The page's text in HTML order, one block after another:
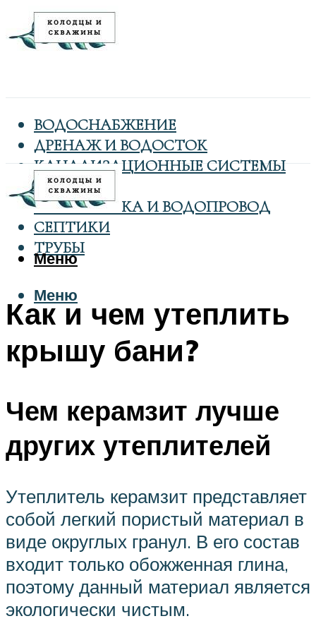
ВОДОСНАБЖЕНИЕ
ДРЕНАЖ И ВОДОСТОК
КАНАЛИЗАЦИОННЫЕ СИСТЕМЫ
КОЛОДЦЫ
САНТЕХНИКА И ВОДОПРОВОД
СЕПТИКИ
ТРУБЫ
Меню
Меню
Как и чем утеплить
крышу бани?
Чем керамзит лучше
других утеплителей
Утеплитель керамзит представляет
собой легкий пористый материал в
виде округлых гранул. В его состав
входит только обожженная глина,
поэтому данный материал является
экологически чистым.